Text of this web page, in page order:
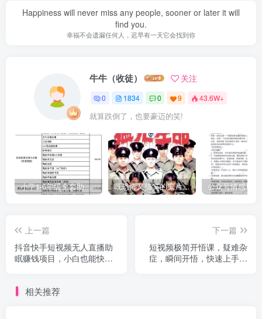
Happiness will never miss any people, sooner or later it will
find you.
幸福不会遗漏任何人，迟早有一天它会找到你
牛牛（收徒） 关注
0 1834 0 9 43.6W+
就算跌倒了，也要豪迈的笑!
小学1-6年级全套助学资源包（9000GB）(超值的精品资源-会员也需单独购买哦) 既恐怖又搞笑的鬼片（10部猛鬼恐怖片都是喜剧片）
上一篇
抖音快手短视频无人直播助
眠赚钱项目，小白也能快速
下一篇
短视频极简开悟课，​疑难杂
症，瞬间开悟，快速上手必
相关推荐